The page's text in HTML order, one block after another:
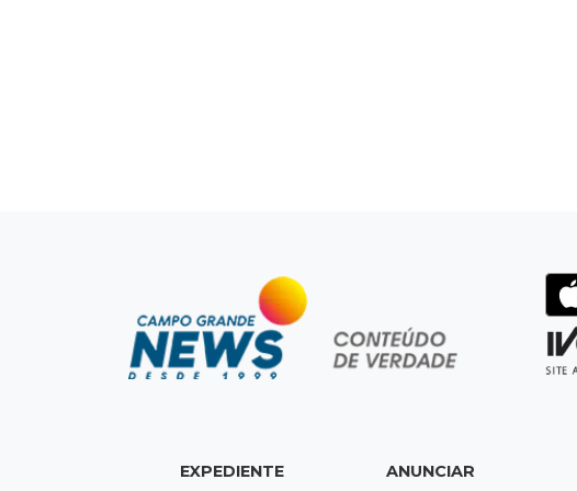
EXPEDIENTE ANUNCIAR